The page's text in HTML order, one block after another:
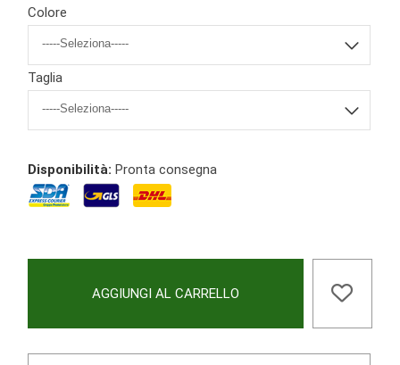
Colore
Taglia
Disponibilità: Pronta consegna
AGGIUNGI AL CARRELLO